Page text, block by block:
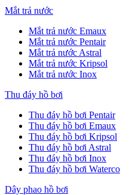
Mắt trả nước
Mắt trả nước Emaux
Mắt trả nước Pentair
Mắt trả nước Astral
Mắt trả nước Kripsol
Mắt trả nước Inox
Thu đáy hồ bơi
Thu đáy hồ bơi Pentair
Thu đáy hồ bơi Emaux
Thu đáy hồ bơi Kripsol
Thu đáy hồ bơi Astral
Thu đáy hồ bơi Inox
Thu đáy hồ bơi Waterco
Dây phao hồ bơi